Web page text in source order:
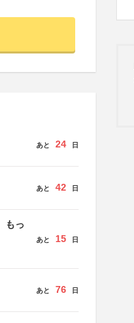
あと 24 日
あと 42 日
もっ
あと 15 日
あと 76 日